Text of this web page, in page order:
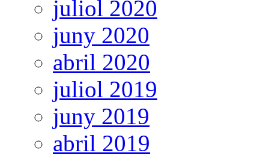
juliol 2020
juny 2020
abril 2020
juliol 2019
juny 2019
abril 2019